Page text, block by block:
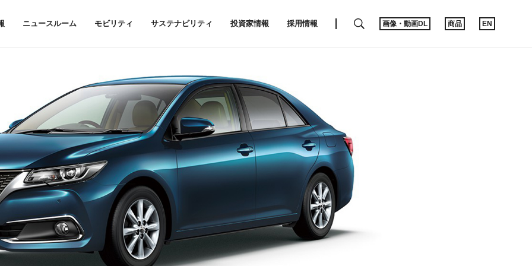
ニュースルーム モビリティ サステナビリティ 投資家情報 採用情報 SEARCH画像・動画DL 商品 EN